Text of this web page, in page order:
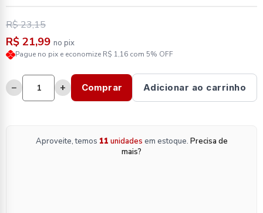
R$ 23,15
R$ 21,99 no pix
Pague no pix e economize R$ 1,16 com 5% OFF
− + Comprar Adicionar ao carrinho
Aproveite, temos 11 unidades em estoque. Precisa de
mais?